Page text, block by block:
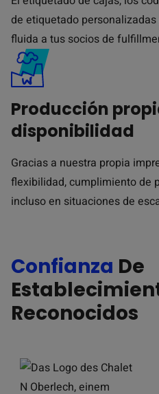
de etiquetado
fluida a tus socios de
Producción
disponibilidad
Gracias a nuestra propia
flexibilidad, cumplimiento de
incluso en situaciones de
Confianza De
Reconocidos